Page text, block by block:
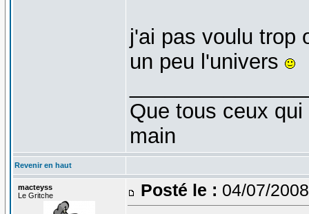
j'ai pas voulu trop
un peu l'univers
Que tous ceux
main
Revenir en haut
macteyss
Le Gritche
Posté le : 04/07/